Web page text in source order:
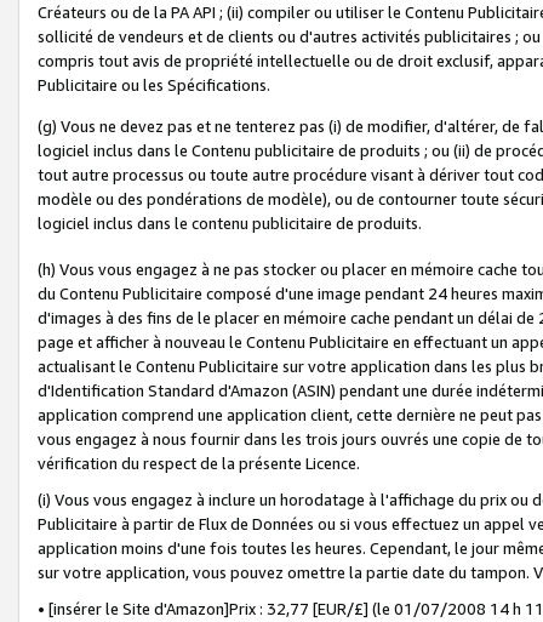
Créateurs ou de la PA API ; (ii) compiler ou utiliser le Contenu
sollicité de vendeurs et de clients ou d'autres activités publicitaires ;
compris tout avis de propriété intellectuelle ou de droit exclusif,
Publicitaire ou les Spécifications.
(g) Vous ne devez pas et ne tenterez pas (i) de modifier, d'altérer, de
logiciel inclus dans le Contenu publicitaire de produits ; ou (ii) de
tout autre processus ou toute autre procédure visant à dériver tout
modèle ou des pondérations de modèle), ou de contourner toute
logiciel inclus dans le contenu publicitaire de produits.
(h) Vous vous engagez à ne pas stocker ou placer en mémoire cache
du Contenu Publicitaire composé d'une image pendant 24 heures
d'images à des fins de le placer en mémoire cache pendant un délai
page et afficher à nouveau le Contenu Publicitaire en effectuant un
actualisant le Contenu Publicitaire sur votre application dans les plus
d'Identification Standard d'Amazon (ASIN) pendant une durée
application comprend une application client, cette dernière ne peut
vous engagez à nous fournir dans les trois jours ouvrés une copie de
vérification du respect de la présente Licence.
(i) Vous vous engagez à inclure un horodatage à l'affichage du prix
Publicitaire à partir de Flux de Données ou si vous effectuez un appel
application moins d'une fois toutes les heures. Cependant, le jour
sur votre application, vous pouvez omettre la partie date du tampon.
• [insérer le Site d'Amazon]Prix : 32,77 [EUR/£] (le 01/07/2008 14 h